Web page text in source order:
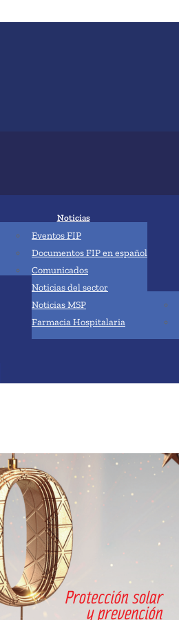
Noticias
Eventos FIP
Documentos FIP en español
Comunicados
Noticias del sector
Noticias MSP
Farmacia Hospitalaria